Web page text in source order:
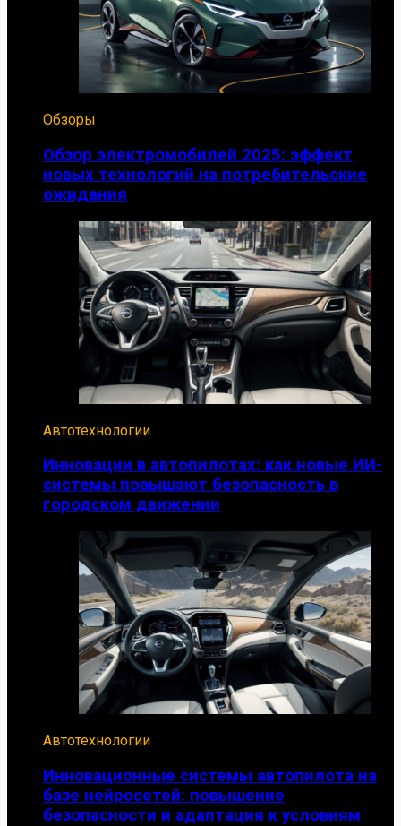
Обзоры
Обзор электромобилей 2025: эффект
новых технологий на потребительские
ожидания
Автотехнологии
Инновации в автопилотах: как новые ИИ-
системы повышают безопасность в
городском движении
Автотехнологии
Инновационные системы автопилота на
базе нейросетей: повышение
безопасности и адаптация к условиям